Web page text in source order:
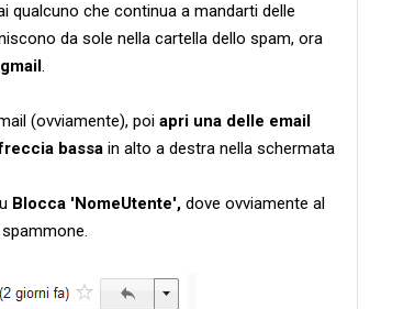
qualcuno che continua a mandarti delle
da sole nella cartella dello spam, ora
.
(ovviamente), poi apri una delle email
bassa in alto a destra nella schermata
Blocca 'NomeUtente', dove ovviamente al